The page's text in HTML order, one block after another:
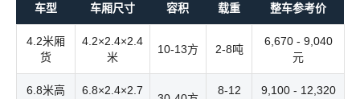
车型 车厢尺寸 容积 载重 整车参考价
4.2米厢
货
4.2×2.4×2.4
米
10-13方 2-8吨
6,670 - 9,040
元
6.8米高
6.8×2.4×2.7
8-12
9,100 - 12,320